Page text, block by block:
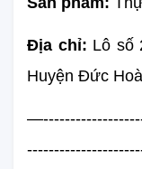
Địa chỉ: Lô số
Huyện Đức